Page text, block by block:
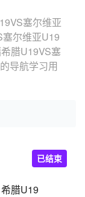
塞尔维亚
尔维亚U19
腊U19VS塞
导航学习用
希腊U19
已结束